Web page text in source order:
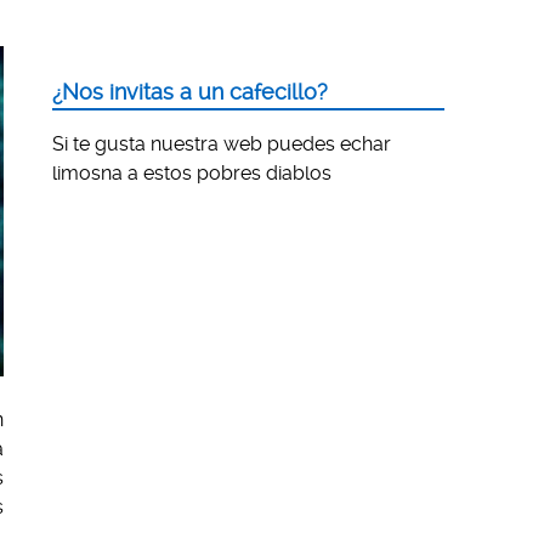
¿Nos invitas a un cafecillo?
Si te gusta nuestra web puedes echar
limosna a estos pobres diablos